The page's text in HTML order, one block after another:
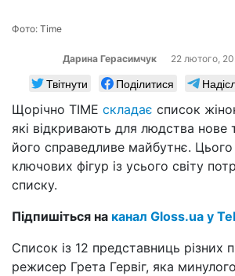
Фото: Time
Дарина Герасимчук 22 лютого,
Твітнути Поділитися
Щорічно TIME складає список
які відкривають для людства нове
його справедливе майбутнє.
ключових фігур із усього світу
списку.
Підпишіться на канал Gloss.ua у
Список із 12 представниць різних
режисер Грета Гервіг, яка